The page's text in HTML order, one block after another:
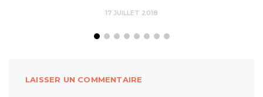
17 JUILLET 2018
LAISSER UN COMMENTAIRE